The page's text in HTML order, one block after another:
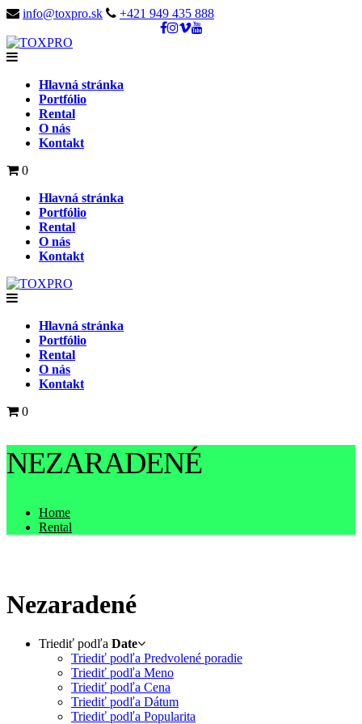
info@toxpro.sk +421 949 435 888
Hlavná stránka
Portfólio
Rental
O nás
Kontakt
0
Hlavná stránka
Portfólio
Rental
O nás
Kontakt
Hlavná stránka
Portfólio
Rental
O nás
Kontakt
0
NEZARADENÉ
Home
Rental
Nezaradené
Triediť podľa Date
Triediť podľa Predvolené poradie
Triediť podľa Meno
Triediť podľa Cena
Triediť podľa Dátum
Triediť podľa Popularita